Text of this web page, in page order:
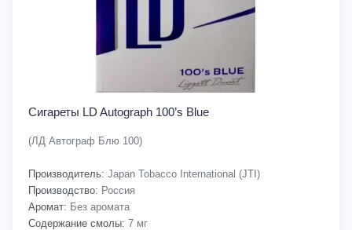
Сигареты LD Autograph 100’s Blue
(ЛД Автограф Блю 100)
Производитель: Japan Tobacco International (JTI)
Производство: Россия
Аромат: Без аромата
Содержание смолы: 7 мг